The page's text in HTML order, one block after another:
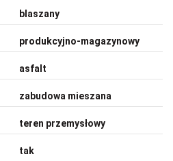
blaszany
produkcyjno-magazynowy
asfalt
zabudowa mieszana
teren przemysłowy
tak